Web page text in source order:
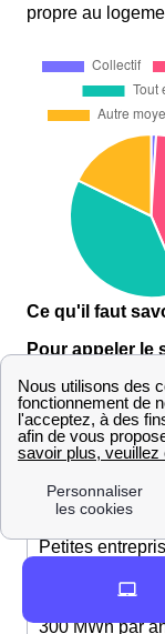
propre au
Ce qu'il faut
Pour appeler le
(Manche)
Type de
Petites
n'excédant pas
300 MWh par